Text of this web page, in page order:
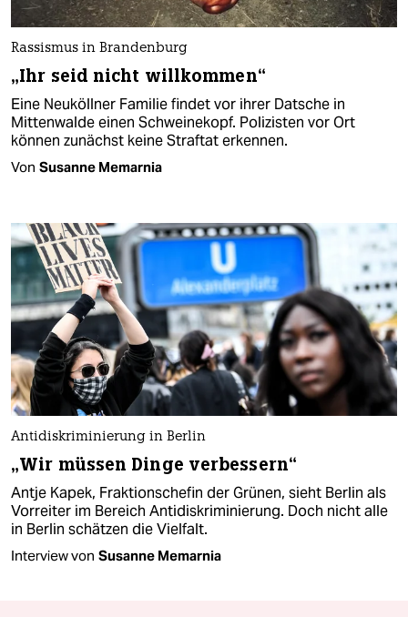
Rassismus in Brandenburg
„Ihr seid nicht willkommen“
Eine Neuköllner Familie findet vor ihrer Datsche in
Mittenwalde einen Schweinekopf. Polizisten vor Ort
können zunächst keine Straftat erkennen.
Von Susanne Memarnia
Antidiskriminierung in Berlin
„Wir müssen Dinge verbessern“
Antje Kapek, Fraktionschefin der Grünen, sieht Berlin als
Vorreiter im Bereich Antidiskriminierung. Doch nicht alle
in Berlin schätzen die Vielfalt.
Interview von Susanne Memarnia